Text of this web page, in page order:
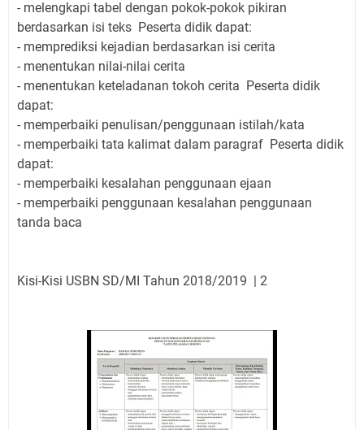
- melengkapi tabel dengan pokok-pokok pikiran
berdasarkan isi teks Peserta didik dapat:
- memprediksi kejadian berdasarkan isi cerita
- menentukan nilai-nilai cerita
- menentukan keteladanan tokoh cerita Peserta didik
dapat:
- memperbaiki penulisan/penggunaan istilah/kata
- memperbaiki tata kalimat dalam paragraf Peserta didik
dapat:
- memperbaiki kesalahan penggunaan ejaan
- memperbaiki penggunaan kesalahan penggunaan
tanda baca
Kisi-Kisi USBN SD/MI Tahun 2018/2019 | 2